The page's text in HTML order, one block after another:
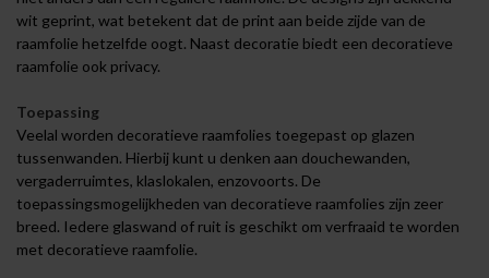
wit geprint, wat betekent dat de print aan beide zijde van de
raamfolie hetzelfde oogt. Naast decoratie biedt een decoratieve
raamfolie ook privacy.
Toepassing
Veelal worden decoratieve raamfolies toegepast op glazen
tussenwanden. Hierbij kunt u denken aan douchewanden,
vergaderruimtes, klaslokalen, enzovoorts. De
toepassingsmogelijkheden van decoratieve raamfolies zijn zeer
breed. Iedere glaswand of ruit is geschikt om verfraaid te worden
met decoratieve raamfolie.